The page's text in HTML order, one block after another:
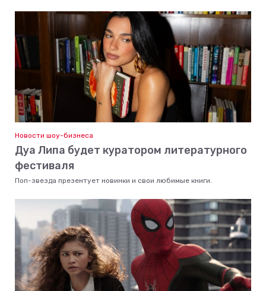
Новости шоу-бизнеса
Дуа Липа будет куратором литературного
фестиваля
Поп-звезда презентует новинки и свои любимые книги.